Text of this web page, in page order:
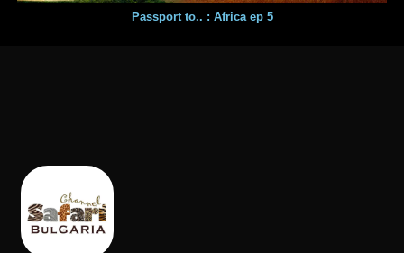
Passport to.. : Africa ep 5